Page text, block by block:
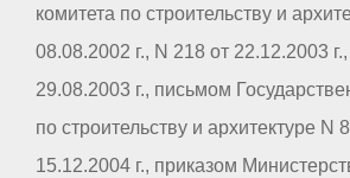
комитета по строительству и
08.08.2002 г., N 218 от 22.12.2003
29.08.2003 г., письмом
по строительству и архитектуре N
15.12.2004 г., приказом